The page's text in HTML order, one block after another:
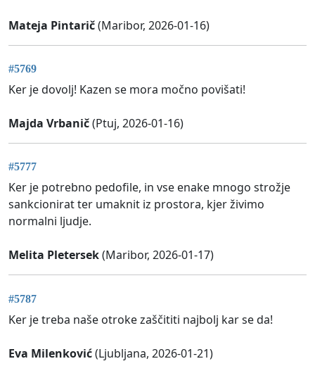
Mateja Pintarič(Maribor, 2026-01-16)
#5769
Ker je dovolj! Kazen se mora močno povišati!
Majda Vrbanič(Ptuj, 2026-01-16)
#5777
Ker je potrebno pedofile, in vse enake mnogo strožje
sankcionirat ter umaknit iz prostora, kjer živimo
normalni ljudje.
Melita Pletersek(Maribor, 2026-01-17)
#5787
Ker je treba naše otroke zaščititi najbolj kar se da!
Eva Milenković(Ljubljana, 2026-01-21)